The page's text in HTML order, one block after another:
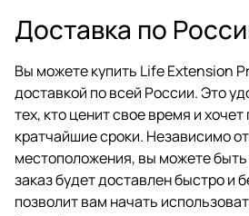
Доставка по
Вы можете купить Life Extension
доставкой по всей России. Это
тех, кто ценит свое время и хочет
кратчайшие сроки. Независимо
местоположения, вы можете
заказ будет доставлен быстро и
позволит вам начать